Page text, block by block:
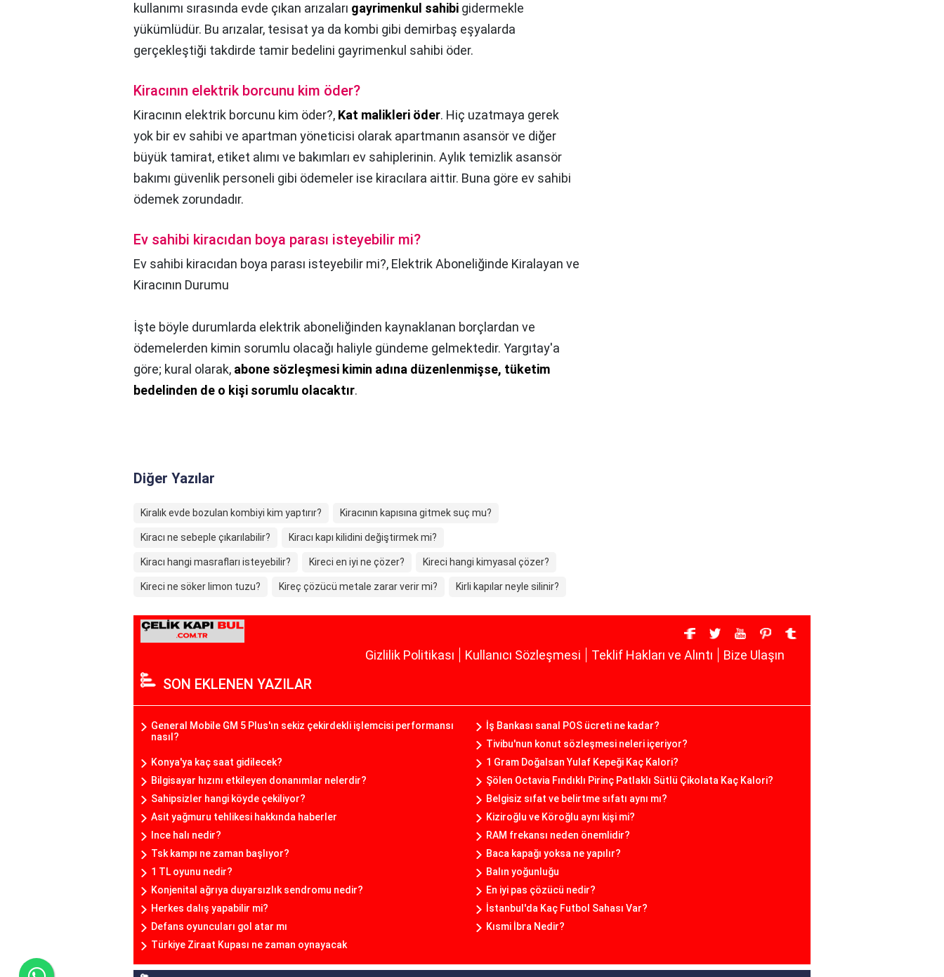
kullanımı sırasında evde çıkan arızaları gayrimenkul sahibi gidermekle
yükümlüdür. Bu arızalar, tesisat ya da kombi gibi demirbaş eşyalarda
gerçekleştiği takdirde tamir bedelini gayrimenkul sahibi öder.
Kiracının elektrik borcunu kim öder?
Kiracının elektrik borcunu kim öder?, Kat malikleri öder. Hiç uzatmaya gerek
yok bir ev sahibi ve apartman yöneticisi olarak apartmanın asansör ve diğer
büyük tamirat, etiket alımı ve bakımları ev sahiplerinin. Aylık temizlik asansör
bakımı güvenlik personeli gibi ödemeler ise kiracılara aittir. Buna göre ev sahibi
ödemek zorundadır.
Ev sahibi kiracıdan boya parası isteyebilir mi?
Ev sahibi kiracıdan boya parası isteyebilir mi?, Elektrik Aboneliğinde Kiralayan ve
Kiracının Durumu
İşte böyle durumlarda elektrik aboneliğinden kaynaklanan borçlardan ve
ödemelerden kimin sorumlu olacağı haliyle gündeme gelmektedir. Yargıtay'a
göre; kural olarak, abone sözleşmesi kimin adına düzenlenmişse, tüketim
bedelinden de o kişi sorumlu olacaktır.
Diğer Yazılar
Kiralık evde bozulan kombiyi kim yaptırır? Kiracının kapısına gitmek suç mu?
Kiracı ne sebeple çıkarılabilir? Kiracı kapı kilidini değiştirmek mi?
Kiracı hangi masrafları isteyebilir? Kireci en iyi ne çözer? Kireci hangi kimyasal çözer?
Kireci ne söker limon tuzu? Kireç çözücü metale zarar verir mi? Kirli kapılar neyle silinir?
Gizlilik Politikası Kullanıcı Sözleşmesi Teklif Hakları ve Alıntı Bize Ulaşın
SON EKLENEN YAZILAR
General Mobile GM 5 Plus'ın sekiz çekirdekli işlemcisi performansı
nasıl?
İş Bankası sanal POS ücreti ne kadar?
Tivibu'nun konut sözleşmesi neleri içeriyor?
Konya'ya kaç saat gidilecek?
1 Gram Doğalsan Yulaf Kepeği Kaç Kalori?
Bilgisayar hızını etkileyen donanımlar nelerdir?
Şölen Octavia Fındıklı Pirinç Patlaklı Sütlü Çikolata Kaç Kalori?
Sahipsizler hangi köyde çekiliyor?
Belgisiz sıfat ve belirtme sıfatı aynı mı?
Asit yağmuru tehlikesi hakkında haberler
Kiziroğlu ve Köroğlu aynı kişi mi?
Ince halı nedir?
RAM frekansı neden önemlidir?
Tsk kampı ne zaman başlıyor?
Baca kapağı yoksa ne yapılır?
1 TL oyunu nedir?
Balın yoğunluğu
Konjenital ağrıya duyarsızlık sendromu nedir?
En iyi pas çözücü nedir?
Herkes dalış yapabilir mi?
İstanbul'da Kaç Futbol Sahası Var?
Defans oyuncuları gol atar mı
Kısmi İbra Nedir?
Türkiye Ziraat Kupası ne zaman oynayacak